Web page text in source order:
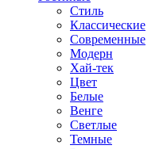
Стиль
Классические
Современные
Модерн
Хай-тек
Цвет
Белые
Венге
Светлые
Темные